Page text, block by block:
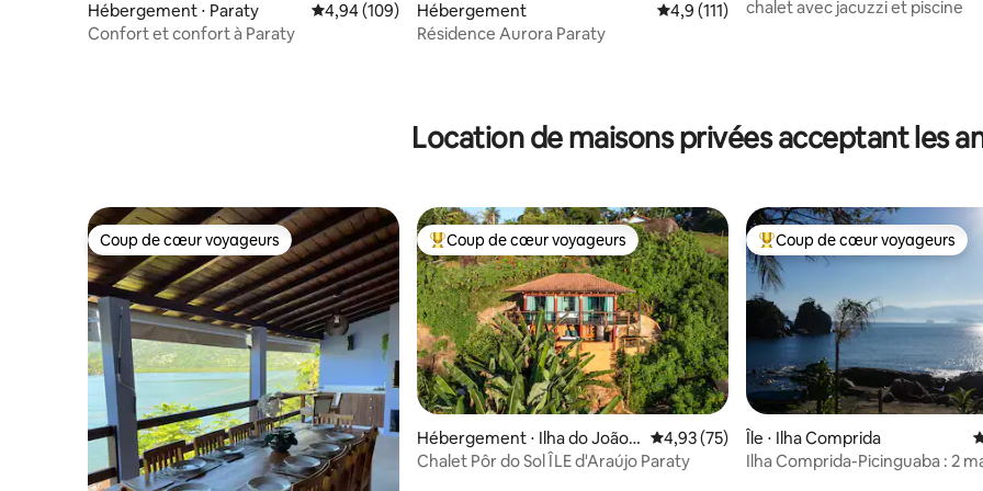
Hébergement ⋅ Paraty Évaluation moyenne sur la base de 109 commentaires : 4,94 sur 5
4,94 (109)
Confort et confort à Paraty
Hébergement Évaluation moyenne sur la base de 111
4,9 (111)
Résidence Aurora Paraty
chalet avec jacuzzi et piscine
Location de maisons privées acceptant les
Coup de cœur voyageurs
Coup de cœur voyageurs Coups de cœur voyageurs les plus appréciés
Coup de cœur voyageurs
Hébergement ⋅ Ilha do João
Araújo
Évaluation moyenne sur la base de 75
4,93 (75)
Chalet Pôr do Sol ÎLE d'Araújo Paraty
Coups de cœur voyageurs les
Coup de cœur voyageurs
Île ⋅ Ilha Comprida
Ilha Comprida-Picinguaba : 2